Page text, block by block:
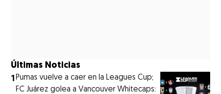
Últimas Noticias
1Pumas vuelve a caer en la Leagues Cup;
FC Juárez golea a Vancouver Whitecaps: